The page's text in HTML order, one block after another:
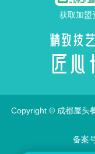
获取加盟
精致技艺
匠
Copyright © 成都屋头
备案